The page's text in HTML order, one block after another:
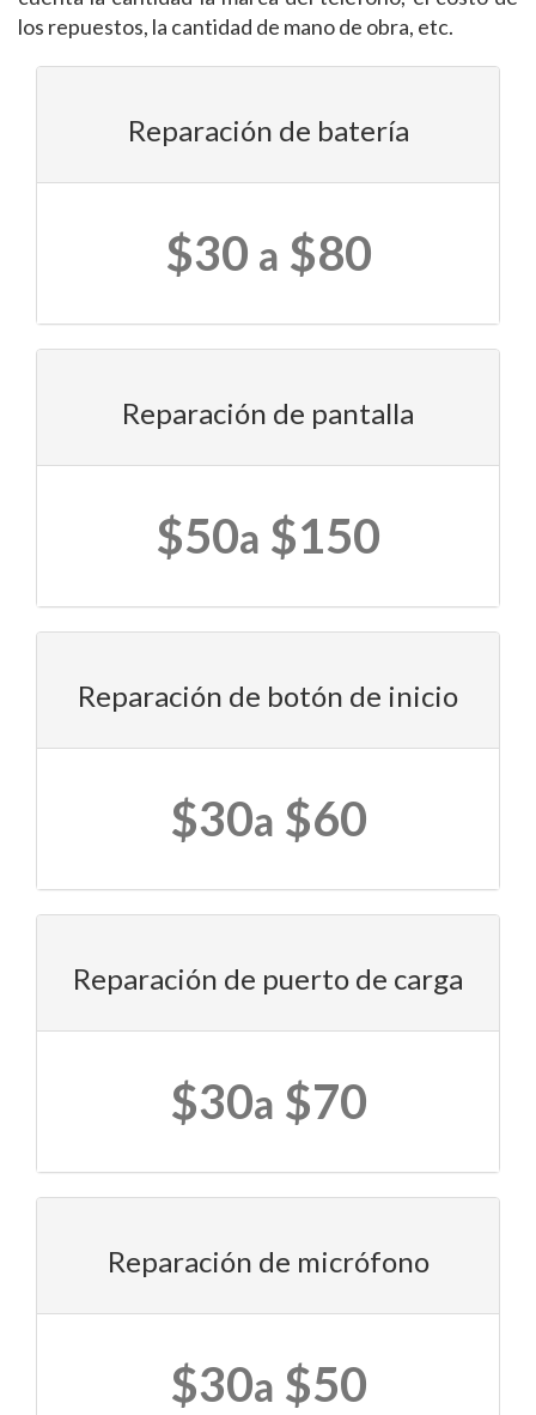
los repuestos, la cantidad de mano de obra, etc.
Reparación de batería
$30 a $80
Reparación de pantalla
$50a $150
Reparación de botón de inicio
$30a $60
Reparación de puerto de carga
$30a $70
Reparación de micrófono
$30a $50